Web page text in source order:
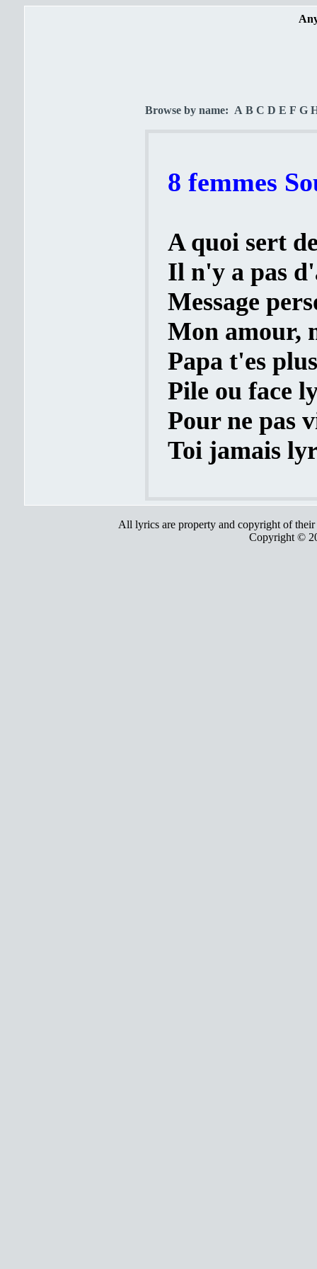
Browse by name: A B C D E F G
8 femmes
A quoi sert
Il n'y a pas
Message
Mon amour,
Papa t'es
Pile ou face
Pour ne pas
Toi jamais
All lyrics are property and copyright of
Copyright ©